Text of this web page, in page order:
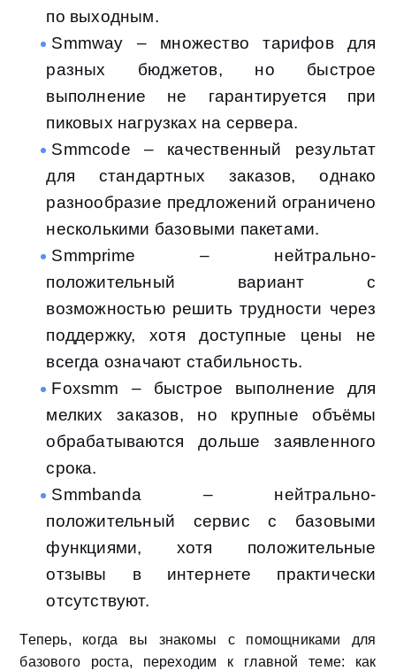
по выходным.
Smmway – множество тарифов для
разных бюджетов, но быстрое
выполнение не гарантируется при
пиковых нагрузках на сервера.
Smmcode – качественный результат
для стандартных заказов, однако
разнообразие предложений ограничено
несколькими базовыми пакетами.
Smmprime – нейтрально-
положительный вариант с
возможностью решить трудности через
поддержку, хотя доступные цены не
всегда означают стабильность.
Foxsmm – быстрое выполнение для
мелких заказов, но крупные объёмы
обрабатываются дольше заявленного
срока.
Smmbanda – нейтрально-
положительный сервис с базовыми
функциями, хотя положительные
отзывы в интернете практически
отсутствуют.
Теперь, когда вы знакомы с помощниками для
базового роста, переходим к главной теме: как